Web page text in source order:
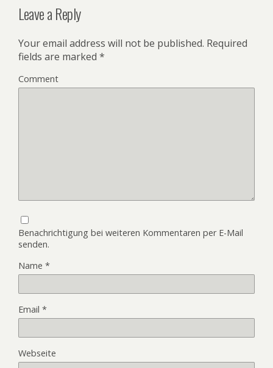
Leave a Reply
Your email address will not be published. Required
fields are marked *
Comment
Benachrichtigung bei weiteren Kommentaren per E-Mail
senden.
Name *
Email *
Webseite